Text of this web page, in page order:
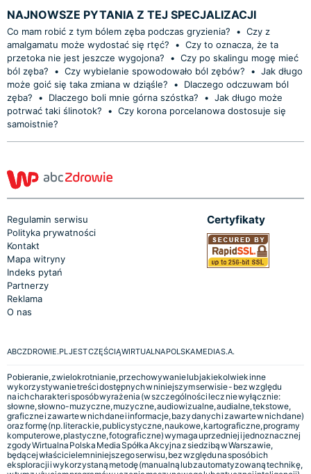
NAJNOWSZE PYTANIA Z TEJ SPECJALIZACJI
Co mam robić z tym bólem zęba podczas gryzienia? • Czy z
amalgamatu może wydostać się rtęć?
• Czy to oznacza, że ta
przetoka nie jest jeszcze wygojona?
• Czy po skalingu mogę mieć
ból zęba?
• Czy wybielanie spowodowało ból zębów? • Jak długo
może goić się taka zmiana w dziąśle?
•
Dlaczego odczuwam ból
zęba?
• Dlaczego boli mnie górna szóstka? • Jak długo może
potrwać taki ślinotok?
• Czy korona porcelanowa dostosuje się
samoistnie?
Regulamin serwisu
Polityka prywatności
Kontakt
Mapa witryny
Indeks pytań
Partnerzy
Reklama
O nas
Certyfikaty
ABCZDROWIE.PL JEST CZĘŚCIĄ WIRTUALNA POLSKA MEDIA S.A.
Pobieranie, zwielokrotnianie, przechowywanie lub jakiekolwiek inne
wykorzystywanie treści dostępnych w niniejszym serwisie - bez względu
na ich charakter i sposób wyrażenia (w szczególności lecz nie wyłącznie:
słowne, słowno-muzyczne, muzyczne, audiowizualne, audialne, tekstowe,
graficzne i zawarte w nich dane i informacje, bazy danych i zawarte w nich dane)
oraz formę (np. literackie, publicystyczne, naukowe, kartograficzne, programy
komputerowe, plastyczne, fotograficzne) wymaga uprzedniej i jednoznacznej
zgody Wirtualna Polska Media Spółka Akcyjna z siedzibą w Warszawie,
będącej właścicielem niniejszego serwisu, bez względu na sposób ich
eksploracji i wykorzystaną metodę (manualną lub zautomatyzowaną technikę,